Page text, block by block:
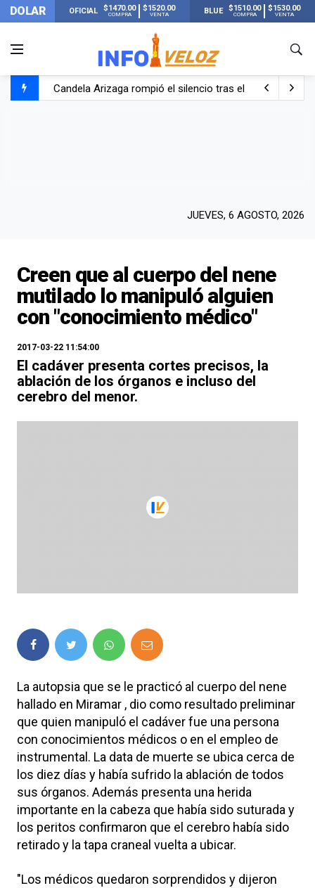
DOLAR OFICIAL $1470.00
COMPRA
$1520.00
VENTA BLUE $1510.00
COMPRA
$1530.00
VENTA
Candela Arizaga rompió el silencio tras el incidente con
JUEVES, 6 AGOSTO, 2026
Creen que al cuerpo del nene
mutilado lo manipuló alguien
con "conocimiento médico"
2017-03-22 11:54:00
El cadáver presenta cortes precisos, la
ablación de los órganos e incluso del
cerebro del menor.
La autopsia que se le practicó al cuerpo del nene
hallado en Miramar , dio como resultado preliminar
que quien manipuló el cadáver fue una persona
con conocimientos médicos o en el empleo de
instrumental. La data de muerte se ubica cerca de
los diez días y había sufrido la ablación de todos
sus órganos. Además presenta una herida
importante en la cabeza que había sido suturada y
los peritos confirmaron que el cerebro había sido
retirado y la tapa craneal vuelta a ubicar.
"Los médicos quedaron sorprendidos y dijeron